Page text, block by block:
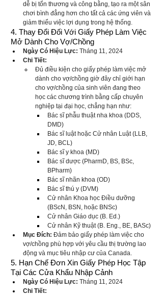
dễ bị tổn thương và công bằng, tạo ra một sân
chơi bình đẳng hơn cho tất cả các ứng viên và
giảm thiểu việc lợi dụng trong hệ thống.
4. Thay Đổi Đối Với Giấy Phép Làm Việc
Mở Dành Cho Vợ/Chồng
Ngày Có Hiệu Lực: Tháng 11, 2024
Chi Tiết:
Đủ điều kiện cho giấy phép làm việc mở
dành cho vợ/chồng giờ đây chỉ giới hạn
cho vợ/chồng của sinh viên đang theo
học các chương trình bằng cấp chuyên
nghiệp tại đại học, chẳng hạn như:
Bác sĩ phẫu thuật nha khoa (DDS,
DMD)
Bác sĩ luật hoặc Cử nhân Luật (LLB,
JD, BCL)
Bác sĩ y khoa (MD)
Bác sĩ dược (PharmD, BS, BSc,
BPharm)
Bác sĩ nhãn khoa (OD)
Bác sĩ thú y (DVM)
Cử nhân Khoa học Điều dưỡng
(BScN, BSN, hoặc BNSc)
Cử nhân Giáo dục (B. Ed.)
Cử nhân Kỹ thuật (B. Eng., BE, BASc)
Mục Đích: Đảm bảo giấy phép làm việc cho
vợ/chồng phù hợp với yêu cầu thị trường lao
động và mục tiêu nhập cư của Canada.
5. Hạn Chế Đơn Xin Giấy Phép Học Tập
Tại Các Cửa Khẩu Nhập Cảnh
Ngày Có Hiệu Lực: Tháng 11, 2024
Chi Tiết: